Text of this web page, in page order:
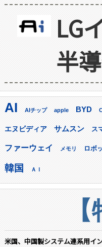
LG
半
AI AIチップ apple BYD
エヌビディア サムスン ス
ファーウェイ メモリ ロボ
韓国 ＡＩ
米国、中国製システム連系用イ